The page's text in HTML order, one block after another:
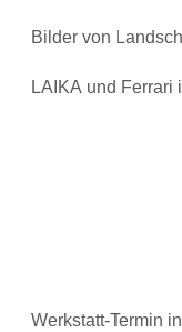
Bilder von
LAIKA und Ferrari
Werkstatt-Termin